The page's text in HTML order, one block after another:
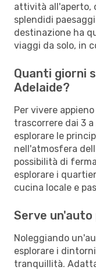
attività all'aperto,
splendidi
destinazione ha
viaggi da solo, in
Quanti giorni
Adelaide?
Per vivere
trascorrere dai 3
esplorare le
nell'atmosfera
possibilità di
esplorare i
cucina locale e
Serve
Noleggiando
esplorare i
tranquillità.